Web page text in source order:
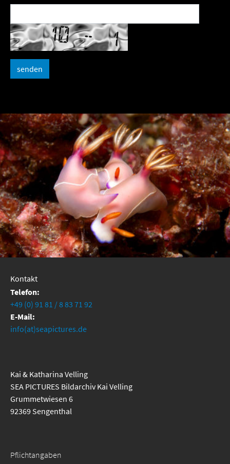
Kontakt
Telefon:
+49 (0) 91 81 / 8 83 71 92
E-Mail:
info(at)seapictures.de
Kai & Katharina Velling
SEA PICTURES Bildarchiv Kai Velling
Grummetwiesen 6
92369 Sengenthal
Pflichtangaben